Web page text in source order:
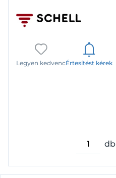
Legyen kedvencÉrtesítést kérek
db